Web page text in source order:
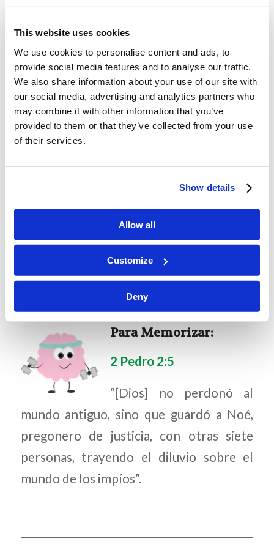
This website uses cookies
We use cookies to personalise content and ads, to
provide social media features and to analyse our traffic.
We also share information about your use of our site with
our social media, advertising and analytics partners who
may combine it with other information that you’ve
provided to them or that they’ve collected from your use
of their services.
Show details
Allow all
Customize
Deny
malvadas. Relaciónelo con una
situación que han experimentado.
(Ejemplo: “¿Cómo se siente mamá
cuando ustedes son desobedientes y
hacen cosas que no deberían estar
haciendo?”)
Aproveche esta oportunidad para
explicar el período del juicio del Gran
Trono Blanco (Apocalipsis 20:11). Un
día, Dios dará a todos los que han
vivido la oportunidad de obedecerle
y seguirle, y ser bendecidos por su
Para Memorizar:
2 Pedro 2:5
“[Dios] no perdonó al
mundo antiguo, sino que guardó a Noé,
pregonero de justicia, con otras siete
personas, trayendo el diluvio sobre el
mundo de los impíos”.